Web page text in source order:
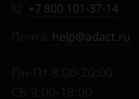
+7 800 101-37-14
help@adact.ru